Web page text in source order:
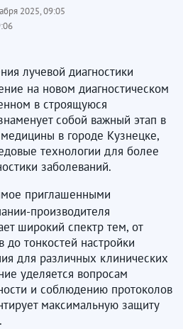
2025, 09:05
лучевой диагностики
на новом диагностическом
в строящуюся
собой важный этап в
в городе Кузнецке,
технологии для более
заболеваний.
приглашенными
производителя
широкий спектр тем, от
до тонкостей настройки
для различных клинических
уделяется вопросам
и соблюдению протоколов
максимальную защиту